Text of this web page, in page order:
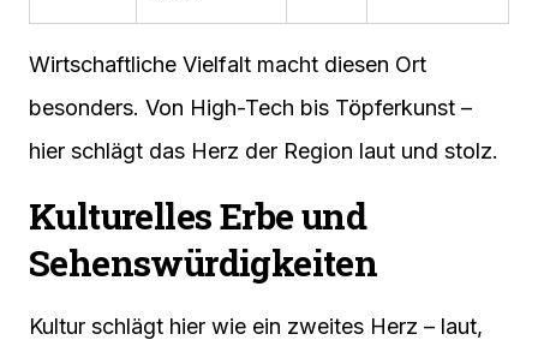
Wirtschaftliche Vielfalt macht diesen Ort
besonders. Von High-Tech bis Töpferkunst –
hier schlägt das Herz der Region laut und stolz.
Kulturelles Erbe und
Sehenswürdigkeiten
Kultur schlägt hier wie ein zweites Herz – laut,